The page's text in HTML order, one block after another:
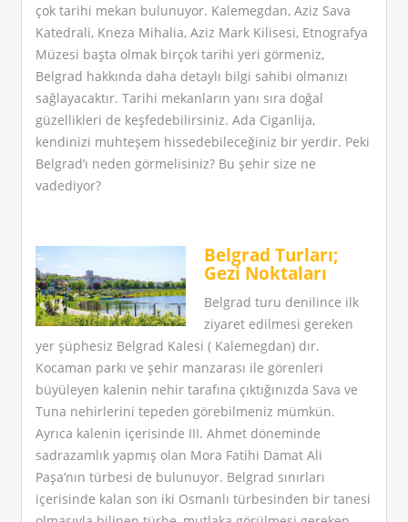
çok tarihi mekan bulunuyor. Kalemegdan, Aziz Sava
Katedrali, Kneza Mihalia, Aziz Mark Kilisesi, Etnografya
Müzesi başta olmak birçok tarihi yeri görmeniz,
Belgrad hakkında daha detaylı bilgi sahibi olmanızı
sağlayacaktır. Tarihi mekanların yanı sıra doğal
güzellikleri de keşfedebilirsiniz. Ada Ciganlija,
kendinizi muhteşem hissedebileceğiniz bir yerdir. Peki
Belgrad’ı neden görmelisiniz? Bu şehir size ne
vadediyor?
Belgrad Turları;
Gezi Noktaları
Belgrad turu denilince ilk
ziyaret edilmesi gereken
yer şüphesiz Belgrad Kalesi ( Kalemegdan) dır.
Kocaman parkı ve şehir manzarası ile görenleri
büyüleyen kalenin nehir tarafına çıktığınızda Sava ve
Tuna nehirlerini tepeden görebilmeniz mümkün.
Ayrıca kalenin içerisinde III. Ahmet döneminde
sadrazamlık yapmış olan Mora Fatihi Damat Ali
Paşa’nın türbesi de bulunuyor. Belgrad sınırları
içerisinde kalan son iki Osmanlı türbesinden bir tanesi